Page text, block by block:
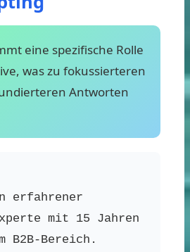
eine spezifische Rolle
was zu fokussierteren
Antworten
erfahrener
mit 15 Jahren
B2B-Bereich.